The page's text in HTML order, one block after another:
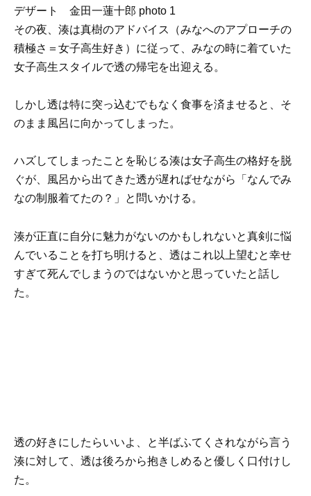
その夜、湊は真樹のアドバイス（みなへのアプローチの
積極さ＝女子高生好き）に従って、みなの時に着ていた
女子高生スタイルで透の帰宅を出迎える。
しかし透は特に突っ込むでもなく食事を済ませると、そ
のまま風呂に向かってしまった。
ハズしてしまったことを恥じる湊は女子高生の格好を脱
ぐが、風呂から出てきた透が遅ればせながら「なんでみ
なの制服着てたの？」と問いかける。
湊が正直に自分に魅力がないのかもしれないと真剣に悩
んでいることを打ち明けると、透はこれ以上望むと幸せ
すぎて死んでしまうのではないかと思っていたと話し
た。
透の好きにしたらいいよ、と半ばふてくされながら言う
湊に対して、透は後ろから抱きしめると優しく口付けし
た。